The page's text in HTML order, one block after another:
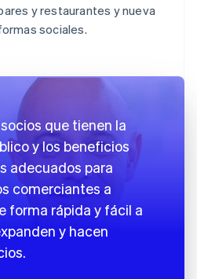
y restaurantes y nueva
sociales.
que tienen la
y los beneficios
adecuados para
comerciantes a
forma rápida y fácil a
y hacen